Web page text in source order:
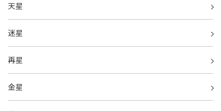
天星
迷星
再星
金星